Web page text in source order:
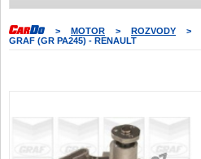
> MOTOR > ROZVODY >
GRAF (GR PA245) - RENAULT